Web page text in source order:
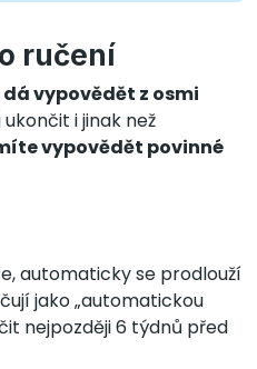
ručení
dá vypovědět z osmi
i jinak než
vypovědět povinné
automaticky se prodlouží
jako „automatickou
nejpozději 6 týdnů před